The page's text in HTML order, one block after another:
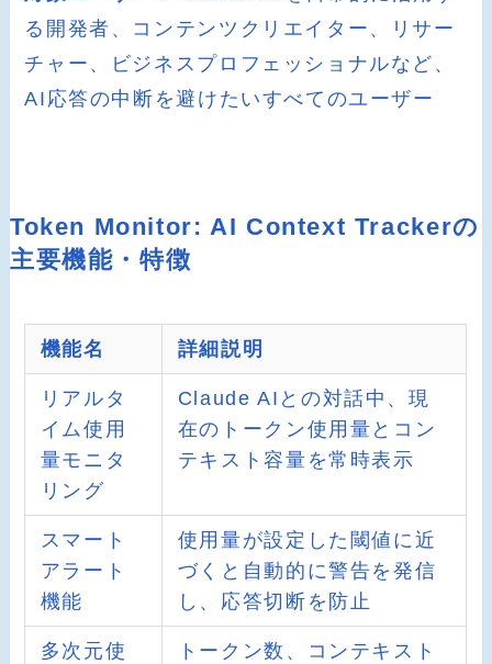
る開発者、コンテンツクリエイター、リサー
チャー、ビジネスプロフェッショナルなど、
AI応答の中断を避けたいすべてのユーザー
Token Monitor: AI Context Trackerの
主要機能・特徴
機能名 詳細説明
リアルタ
イム使用
量モニタ
リング
Claude AIとの対話中、現
在のトークン使用量とコン
テキスト容量を常時表示
スマート
アラート
機能
使用量が設定した閾値に近
づくと自動的に警告を発信
し、応答切断を防止
多次元使
トークン数、コンテキスト